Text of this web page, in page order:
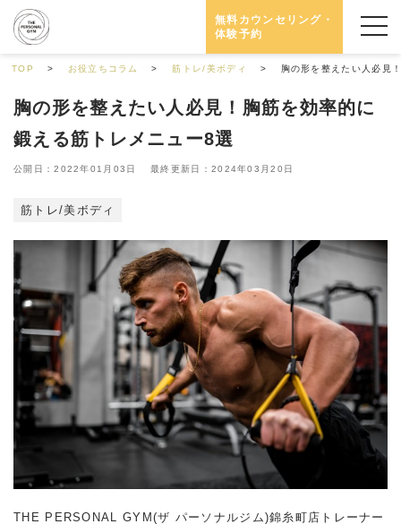
無料カウンセリング・
体験予約
TOP お役立ちコラム 筋トレ/美ボディ 胸の形を整えたい人必見
胸の形を整えたい人必見！胸筋を効率的に
鍛える筋トレメニュー8選
公開日：2022年01月03日 最終更新日：2024年03月20日
筋トレ/美ボディ
THE PERSONAL GYM(ザ パーソナルジム)錦糸町店トレーナー